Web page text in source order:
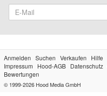
Anmelden Suchen Verkaufen
Hilfe
Impressum
Hood-AGB Datenschutz
Bewertungen
© 1999-2026 Hood Media GmbH